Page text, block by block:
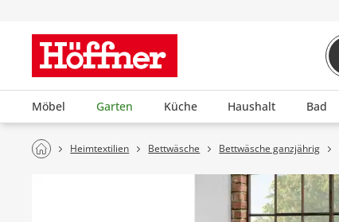
Möbel Garten Küche Haushalt Bad
Heimtextilien Bettwäsche Bettwäsche ganzjährig